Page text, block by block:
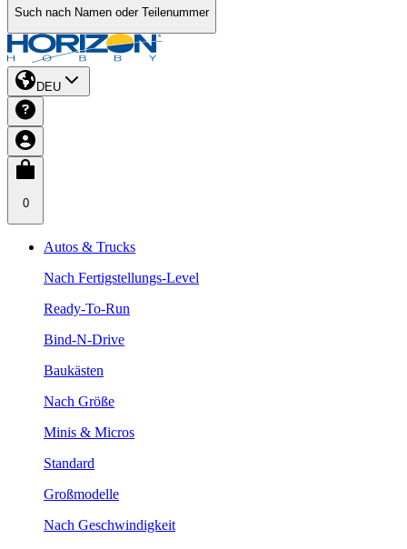
Such nach Namen oder Teilenummer
DEU
0
Autos & Trucks
Nach Fertigstellungs-Level
Ready-To-Run
Bind-N-Drive
Baukästen
Nach Größe
Minis & Micros
Standard
Großmodelle
Nach Geschwindigkeit